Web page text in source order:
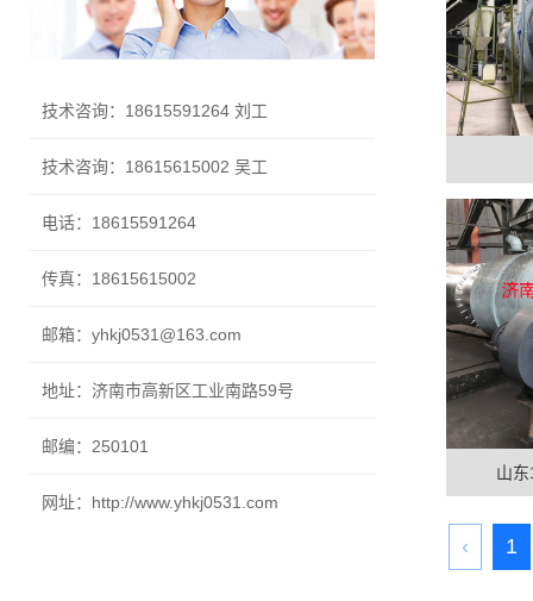
技术咨询：18615591264 刘工
技术咨询：18615615002 吴工
电话：18615591264
传真：18615615002
邮箱：yhkj0531@163.com
地址：济南市高新区工业南路59号
邮编：250101
网址：http://www.yhkj0531.com
山
‹ 1